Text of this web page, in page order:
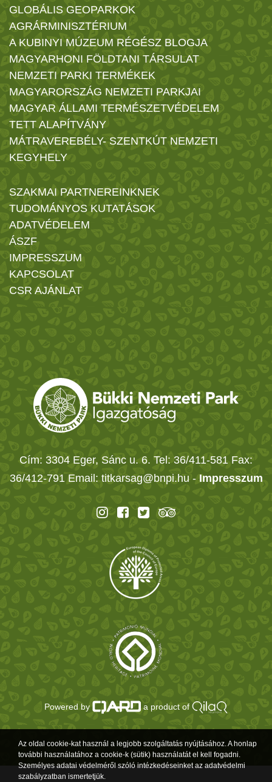
GLOBÁLIS GEOPARKOK
AGRÁRMINISZTÉRIUM
A KUBINYI MÚZEUM RÉGÉSZ BLOGJA
MAGYARHONI FÖLDTANI TÁRSULAT
NEMZETI PARKI TERMÉKEK
MAGYARORSZÁG NEMZETI PARKJAI
MAGYAR ÁLLAMI TERMÉSZETVÉDELEM
TETT ALAPÍTVÁNY
MÁTRAVEREBÉLY- SZENTKÚT NEMZETI
KEGYHELY
SZAKMAI PARTNEREINKNEK
TUDOMÁNYOS KUTATÁSOK
ADATVÉDELEM
ÁSZF
IMPRESSZUM
KAPCSOLAT
CSR AJÁNLAT
Cím: 3304 Eger, Sánc u. 6. Tel: 36/411-581 Fax:
36/412-791 Email: titkarsag@bnpi.hu - Impresszum
Powered by a product of
Az oldal cookie-kat használ a legjobb szolgáltatás nyújtásához. A honlap
további használatához a cookie-k (sütik) használatát el kell fogadni.
Személyes adatai védelméről szóló intézkedéseinket az adatvédelmi
szabályzatban ismertetjük.